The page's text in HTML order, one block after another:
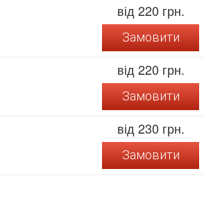
від 220 грн.
Замовити
від 220 грн.
Замовити
від 230 грн.
Замовити